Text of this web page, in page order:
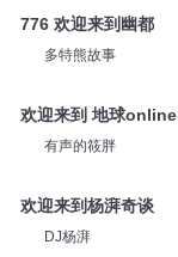
776 欢迎来到幽都
多特熊故事
欢迎来到 地球online
有声的筱胖
欢迎来到杨湃奇谈
DJ杨湃